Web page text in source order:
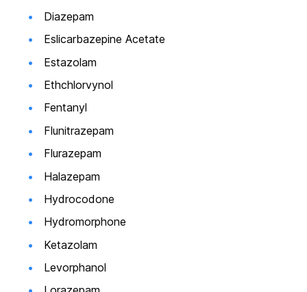
Diazepam
Eslicarbazepine Acetate
Estazolam
Ethchlorvynol
Fentanyl
Flunitrazepam
Flurazepam
Halazepam
Hydrocodone
Hydromorphone
Ketazolam
Levorphanol